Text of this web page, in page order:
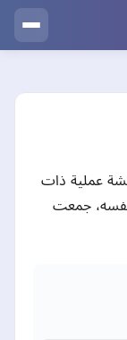
عملية ذات
نفسه، جمعت